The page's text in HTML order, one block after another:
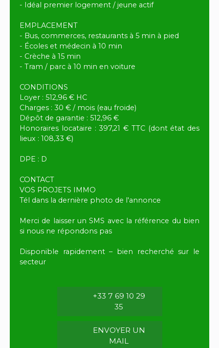
- Idéal premier logement / jeune actif
EMPLACEMENT
- Bus, commerces, restaurants à 5 min à pied
- Écoles et médecin à 10 min
- Crèche à 15 min
- Tram / parc à 10 min en voiture
CONDITIONS
Loyer : 512,96 € HC
Charges : 30 € / mois (eau froide)
Dépôt de garantie : 512,96 €
Honoraires locataire : 397,21 € TTC (dont état des
lieux : 108,33 €)
DPE : D
CONTACT
VOS PROJETS IMMO
Tél dans la dernière photo de l'annonce
Merci de laisser un SMS avec la référence du bien
si nous ne répondons pas
Disponible rapidement – bien recherché sur le
secteur
+33 7 69 10 29
35
ENVOYER UN
MAIL